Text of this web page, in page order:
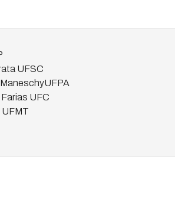
UFSC
UFC
UFMT